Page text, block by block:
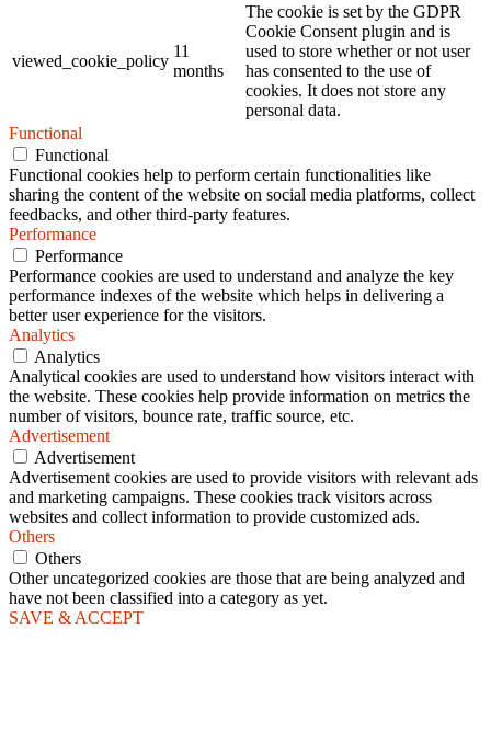
viewed_cookie_policy
11
months
The cookie is set by the GDPR
Cookie Consent plugin and is
used to store whether or not user
has consented to the use of
cookies. It does not store any
personal data.
Functional
Functional
Functional cookies help to perform certain functionalities like
sharing the content of the website on social media platforms, collect
feedbacks, and other third-party features.
Performance
Performance
Performance cookies are used to understand and analyze the key
performance indexes of the website which helps in delivering a
better user experience for the visitors.
Analytics
Analytics
Analytical cookies are used to understand how visitors interact with
the website. These cookies help provide information on metrics the
number of visitors, bounce rate, traffic source, etc.
Advertisement
Advertisement
Advertisement cookies are used to provide visitors with relevant ads
and marketing campaigns. These cookies track visitors across
websites and collect information to provide customized ads.
Others
Others
Other uncategorized cookies are those that are being analyzed and
have not been classified into a category as yet.
SAVE & ACCEPT